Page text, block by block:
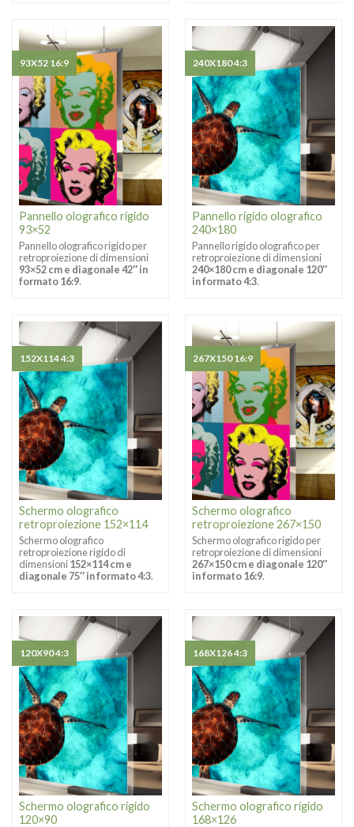
Pannello olografico rigido
93×52
Pannello olografico rigido per
retroproiezione di dimensioni
93×52 cm e diagonale 42″ in
formato 16:9.
93X52 16:9
Pannello rigido olografico
240×180
Pannello rigido olografico per
retroproiezione di dimensioni
240×180 cm e diagonale 120″
in formato 4:3.
240X180 4:3
Schermo olografico
retroproiezione 152×114
Schermo olografico
retroproiezione rigido di
dimensioni152×114 cm e
diagonale 75″ in formato 4:3.
152X114 4:3
Schermo olografico
retroproiezione 267×150
Schermo olografico rigido per
retroproiezione di dimensioni
267×150 cm e diagonale 120″
in formato 16:9.
267X150 16:9
Schermo olografico rigido
120×90
120X90 4:3
Schermo olografico rigido
168×126
168X126 4:3